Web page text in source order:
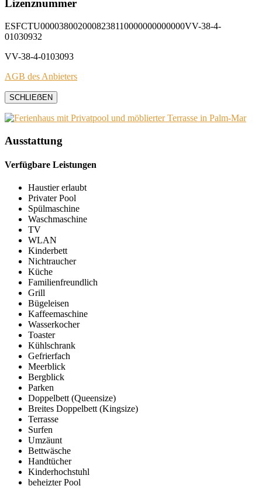
Lizenznummer
ESFCTU0000380020008238110000000000000VV-38-4-
01030932
VV-38-4-0103093
AGB des Anbieters
SCHLIEẞEN
Ausstattung
Verfügbare Leistungen
Haustier erlaubt
Privater Pool
Spülmaschine
Waschmaschine
TV
WLAN
Kinderbett
Nichtraucher
Küche
Familienfreundlich
Grill
Bügeleisen
Kaffeemaschine
Wasserkocher
Toaster
Kühlschrank
Gefrierfach
Meerblick
Bergblick
Parken
Doppelbett (Queensize)
Breites Doppelbett (Kingsize)
Terrasse
Surfen
Umzäunt
Bettwäsche
Handtücher
Kinderhochstuhl
beheizter Pool